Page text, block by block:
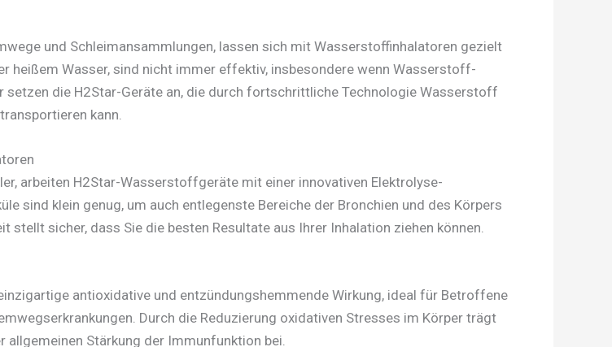
und Schleimansammlungen, lassen sich mit Wasserstoffinhalatoren gezielt
heißem Wasser, sind nicht immer effektiv, insbesondere wenn Wasserstoff-
setzen die H2Star-Geräte an, die durch fortschrittliche Technologie Wasserstoff
kann.
arbeiten H2Star-Wasserstoffgeräte mit einer innovativen Elektrolyse-
sind klein genug, um auch entlegenste Bereiche der Bronchien und des Körpers
sicher, dass Sie die besten Resultate aus Ihrer Inhalation ziehen können.
antioxidative und entzündungshemmende Wirkung, ideal für Betroffene
Durch die Reduzierung oxidativen Stresses im Körper trägt
Stärkung der Immunfunktion bei.